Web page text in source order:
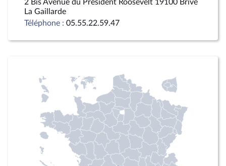
2 Bis Avenue du Président Roosevelt 19100 Brive
La Gaillarde
Téléphone : 05.55.22.59.47